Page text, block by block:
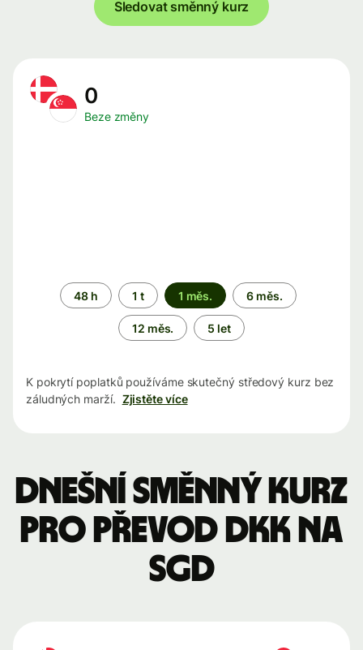
Sledovat směnný kurz
0
Beze změny
Časové
období
48 h 1 t 1 měs. 6 měs.
12 měs. 5 let
K pokrytí poplatků používáme skutečný středový kurz bez
záludných marží. Zjistěte více
Dnešní směnný kurz
pro převod DKK na
SGD